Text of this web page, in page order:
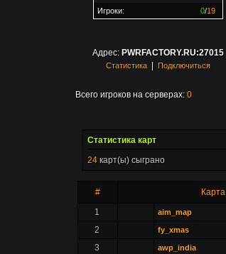
0/19
Игроки:
Адрес: PWRFACTORY.RU:27015
Статистика| Подключиться
Всего игроков на серверах: 0
Статистика карт
24 карт(ы) сыграно
# Карта
1
aim_map
2
fy_xmas
3
awp_india